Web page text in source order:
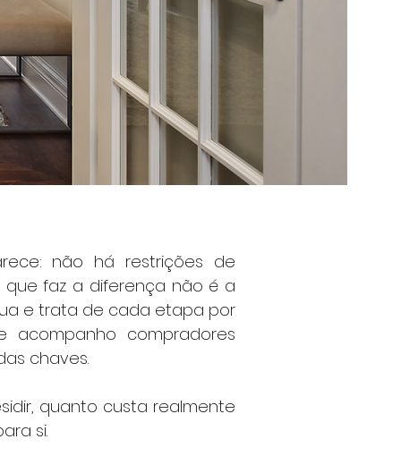
não há restrições de
que faz a diferença não é a
e trata de cada etapa por
acompanho compradores
chaves.
quanto custa realmente
si.